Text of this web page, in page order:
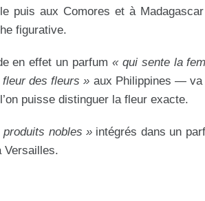
puis aux Comores et à
figurative.
en effet un parfum « qui sente la
fleur des fleurs » aux Philippines — va
puisse distinguer la fleur exacte.
nobles » intégrés dans un
Versailles.